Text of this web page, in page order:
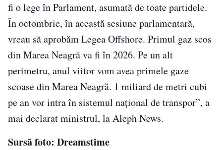
fi o lege în Parlament, asumată de toate partidele.
În octombrie, în această sesiune parlamentară,
vreau să aprobăm Legea Offshore. Primul gaz scos
din Marea Neagră va fi în 2026. Pe un alt
perimetru, anul viitor vom avea primele gaze
scoase din Marea Neagră. 1 miliard de metri cubi
pe an vor intra în sistemul naţional de transpor”, a
mai declarat ministrul, la Aleph News.
Sursă foto: Dreamstime